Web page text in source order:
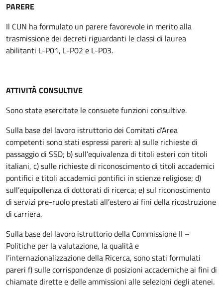
PARERE
Il CUN ha formulato un parere favorevole in merito alla
trasmissione dei decreti riguardanti le classi di laurea
abilitanti L-P01, L-P02 e L-P03.
ATTIVITÀ CONSULTIVE
Sono state esercitate le consuete funzioni consultive.
Sulla base del lavoro istruttorio dei Comitati d’Area
competenti sono stati espressi pareri: a) sulle richieste di
passaggio di SSD; b) sull’equivalenza di titoli esteri con titoli
italiani, c) sulle richieste di riconoscimento di titoli accademici
pontifici e titoli accademici pontifici in scienze religiose; d)
sull’equipollenza di dottorati di ricerca; e) sul riconoscimento
di servizi pre-ruolo prestati all’estero ai fini della ricostruzione
di carriera.
Sulla base del lavoro istruttorio della Commissione II –
Politiche per la valutazione, la qualità e
l’internazionalizzazione della Ricerca, sono stati formulati
pareri f) sulle corrispondenze di posizioni accademiche ai fini di
chiamate dirette e delle ammissioni alle selezioni degli atenei.